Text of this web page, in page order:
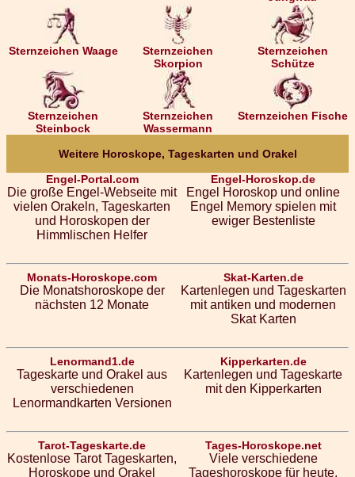
Sternzeichen Waage
Sternzeichen
Skorpion
Sternzeichen
Schütze
Sternzeichen
Steinbock
Sternzeichen
Wassermann
Sternzeichen Fische
Weitere Horoskope, Tageskarten und Orakel
Engel-Portal.com
Die große Engel-Webseite mit
vielen Orakeln, Tageskarten
und Horoskopen der
Himmlischen Helfer
Engel-Horoskop.de
Engel Horoskop und online
Engel Memory spielen mit
ewiger Bestenliste
Monats-Horoskope.com
Die Monatshoroskope der
nächsten 12 Monate
Skat-Karten.de
Kartenlegen und Tageskarten
mit antiken und modernen
Skat Karten
Lenormand1.de
Tageskarte und Orakel aus
verschiedenen
Lenormandkarten Versionen
Kipperkarten.de
Kartenlegen und Tageskarte
mit den Kipperkarten
Tarot-Tageskarte.de
Kostenlose Tarot Tageskarten,
Horoskope und Orakel
Tages-Horoskope.net
Viele verschiedene
Tageshoroskope für heute,